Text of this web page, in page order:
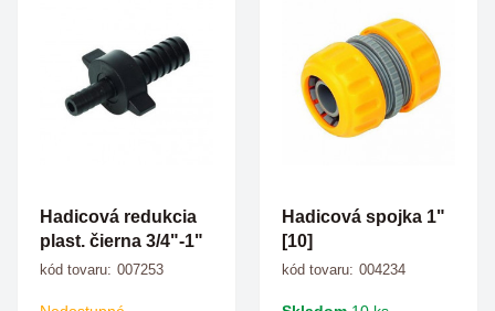
Hadicová redukcia
plast. čierna 3/4"-1"
kód tovaru: 007253
Hadicová spojka 1"
[10]
kód tovaru: 004234